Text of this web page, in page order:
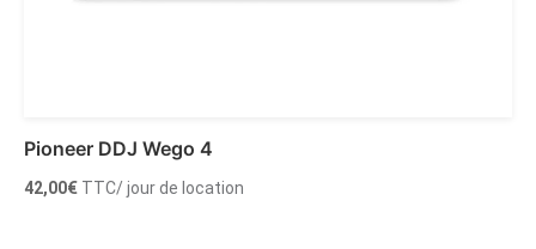
Pioneer DDJ Wego 4
42,00€ TTC/ jour de location